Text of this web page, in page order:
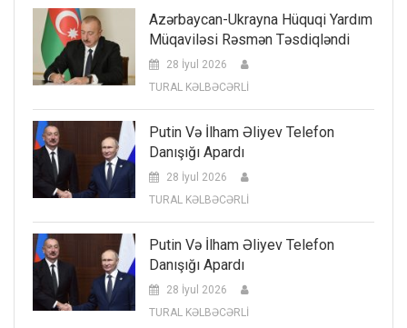
Azərbaycan-Ukrayna Hüquqi Yardım
Müqaviləsi Rəsmən Təsdiqləndi
28 İyul 2026
TURAL KƏLBƏCƏRLİ
Putin Və İlham Əliyev Telefon
Danışığı Apardı
28 İyul 2026
TURAL KƏLBƏCƏRLİ
Putin Və İlham Əliyev Telefon
Danışığı Apardı
28 İyul 2026
TURAL KƏLBƏCƏRLİ